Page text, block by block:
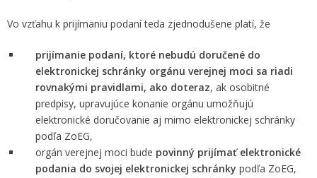
Vo vzťahu k prijímaniu podaní teda zjednodušene platí, že
prijímanie podaní, ktoré nebudú doručené do
elektronickej schránky orgánu verejnej moci sa riadi
rovnakými pravidlami, ako doteraz, ak osobitné
predpisy, upravujúce konanie orgánu umožňujú
elektronické doručovanie aj mimo elektronickej schránky
podľa ZoEG,
orgán verejnej moci bude povinný prijímať elektronické
podania do svojej elektronickej schránky podľa ZoEG,